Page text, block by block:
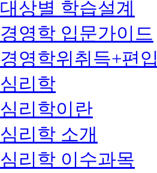
대상별 학습설계
경영학 입문가이드
경영학위취득+편입
심리학
심리학이란
심리학 소개
심리학 이수과목